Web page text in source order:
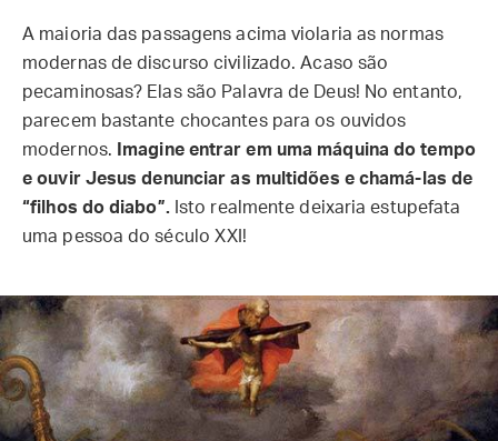
A maioria das passagens acima violaria as normas
modernas de discurso civilizado. Acaso são
pecaminosas? Elas são Palavra de Deus! No entanto,
parecem bastante chocantes para os ouvidos
modernos.
Imagine entrar em uma máquina do tempo
e ouvir Jesus denunciar as multidões e chamá-las de
“filhos do diabo”.Isto realmente deixaria estupefata
uma pessoa do século XXI!